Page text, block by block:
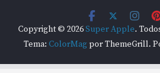
Copyright © 2026Super Apple.
Tema: ColorMag por ThemeGrill.